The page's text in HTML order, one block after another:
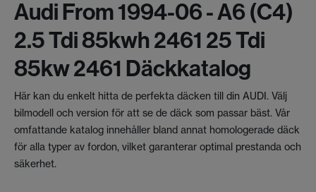
Audi From 1994-06 - A6 (c4)
2.5 Tdi 85kwh 2461 25 Tdi
85kw 2461 Däckkatalog
Här kan du enkelt hitta de perfekta däcken till din AUDI. Välj
bilmodell och version för att se de däck som passar bäst. Vår
omfattande katalog innehåller bland annat homologerade däck
för alla typer av fordon, vilket garanterar optimal prestanda och
säkerhet.